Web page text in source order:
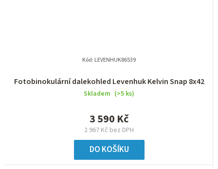
Fotobinokulární dalekohled Levenhuk Kelvin Snap 8x42
Skladem (>5 ks)
2 967 Kč bez DPH
3 590 Kč
DO KOŠÍKU
Kód: LEVENHUK86539